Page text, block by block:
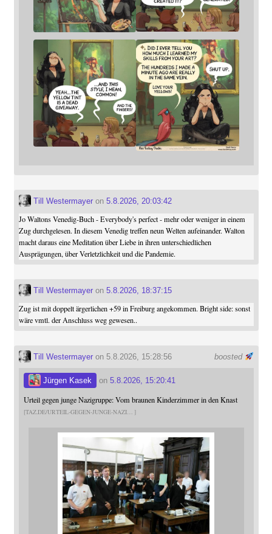
Till Westermayeron 5.8.2026, 20:03:42
Jo Waltons Venedig-Buch - Everybody's perfect - mehr oder weniger in einem
Zug durchgelesen. In diesem Venedig treffen neun Welten aufeinander. Walton
macht daraus eine Meditation über Liebe in ihren unterschiedlichen
Ausprägungen, über Verletzlichkeit und die Pandemie.
Till Westermayeron 5.8.2026, 18:37:15
Zug ist mit doppelt ärgerlichen +59 in Freiburg angekommen. Bright side: sonst
wäre vmtl. der Anschluss weg gewesen..
boosted
Till Westermayeron 5.8.2026, 15:28:56
Jürgen Kasek on 5.8.2026, 15:20:41
Urteil gegen junge Nazigruppe: Vom braunen Kinderzimmer in den Knast
TAZ.DE/URTEIL-GEGEN-JUNGE-NAZI